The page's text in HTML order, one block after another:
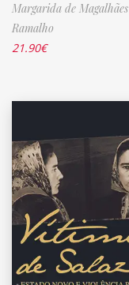
Margarida de Magalhães
Ramalho
21.90€